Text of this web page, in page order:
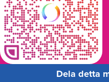
Dela detta